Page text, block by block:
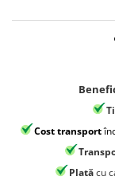
Jucarii interactive
Jucarii muzicale
Jucării ȋndemânare
Cost transport
Platăcu